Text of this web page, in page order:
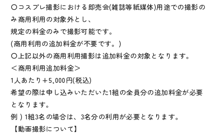
〇コスプレ撮影における即売会(雑誌等紙媒体)用途での撮影の
み商用利用の対象外とし、
規定の料金のみで撮影可能です。
(商用利用の追加料金が不要です。)
〇上記以外の商用利用撮影は追加料金の対象となります。
＜商用利用追加料金＞
1人あたり+5,000円(税込)
希望の際は申し込みいただいた1組の全員分の追加料金が必要
となります。
例 ) 1組3名の場合は、3名分の利用が必要となります。
【動画撮影について】